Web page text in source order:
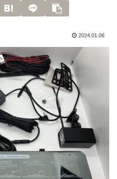
2024.01.06